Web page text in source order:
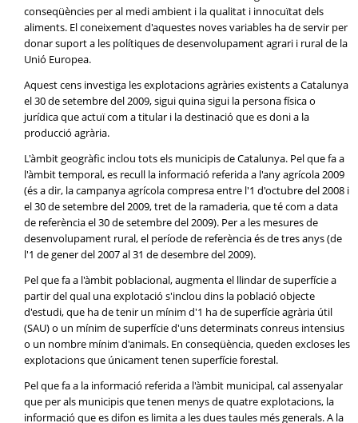
conseqüències per al medi ambient i la qualitat i innocuïtat dels
aliments. El coneixement d'aquestes noves variables ha de servir per
donar suport a les polítiques de desenvolupament agrari i rural de la
Unió Europea.
Aquest cens investiga les explotacions agràries existents a Catalunya
el 30 de setembre del 2009, sigui quina sigui la persona física o
jurídica que actuï com a titular i la destinació que es doni a la
producció agrària.
L'àmbit geogràfic inclou tots els municipis de Catalunya. Pel que fa a
l'àmbit temporal, es recull la informació referida a l'any agrícola 2009
(és a dir, la campanya agrícola compresa entre l'1 d'octubre del 2008 i
el 30 de setembre del 2009, tret de la ramaderia, que té com a data
de referència el 30 de setembre del 2009). Per a les mesures de
desenvolupament rural, el període de referència és de tres anys (de
l'1 de gener del 2007 al 31 de desembre del 2009).
Pel que fa a l'àmbit poblacional, augmenta el llindar de superfície a
partir del qual una explotació s'inclou dins la població objecte
d'estudi, que ha de tenir un mínim d'1 ha de superfície agrària útil
(SAU) o un mínim de superfície d'uns determinats conreus intensius
o un nombre mínim d'animals. En conseqüència, queden excloses les
explotacions que únicament tenen superfície forestal.
Pel que fa a la informació referida a l'àmbit municipal, cal assenyalar
que per als municipis que tenen menys de quatre explotacions, la
informació que es difon es limita a les dues taules més generals. A la